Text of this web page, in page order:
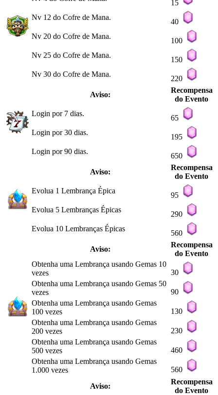
15
Nv 12 do Cofre de Mana.
40
Nv 20 do Cofre de Mana.
100
Nv 25 do Cofre de Mana.
150
Nv 30 do Cofre de Mana.
220
Aviso:
Recompensa
do Evento
Login por 7 dias.
65
Login por 30 dias.
195
Login por 90 dias.
650
Aviso:
Recompensa
do Evento
Evolua 1 Lembrança Épica
95
Evolua 5 Lembranças Épicas
290
Evolua 10 Lembranças Épicas
560
Aviso:
Recompensa
do Evento
Obtenha uma Lembrança usando Gemas 10
vezes
30
Obtenha uma Lembrança usando Gemas 50
vezes
90
Obtenha uma Lembrança usando Gemas
100 vezes
130
Obtenha uma Lembrança usando Gemas
200 vezes
230
Obtenha uma Lembrança usando Gemas
500 vezes
460
Obtenha uma Lembrança usando Gemas
1.000 vezes
560
Aviso:
Recompensa
do Evento